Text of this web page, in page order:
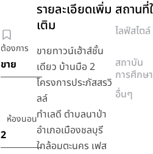
ต้องการ
ขาย
ห้องนอน
2
รายละเอียดเพิ่ม
เติม
ขายทาวน์เฮ้าส์ชั้น
เดียว บ้านมือ 2
โครงการประภัสสรวิ
ลล์
ทำเลดี ตำบลนาป่า
อำเภอเมืองชลบุรี
ใกล้อมตะนคร เฟส
สถานที่
ไลฟ์สไตล์
สถาบัน
การศึกษา
อื่นๆ